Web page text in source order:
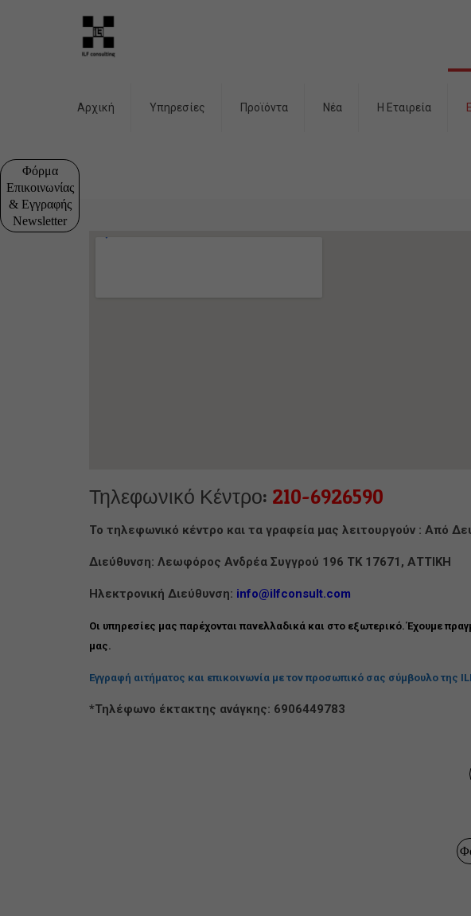
Φόρμα
Επικοινωνίας
& Εγγραφής
Newsletter
Αρχική Υπηρεσίες Προϊόντα Νέα H Εταιρεία
Τηλεφωνικό Κέντρο: 210-6926590
Το τηλεφωνικό κέντρο και τα γραφεία μας λειτουργούν : Από
Διεύθυνση: Λεωφόρος Ανδρέα Συγγρού 196 ΤΚ 17671, ΑΤΤΙΚΗ
Ηλεκτρονική Διεύθυνση: info@ilfconsult.com
Οι υπηρεσίες μας παρέχονται πανελλαδικά και στο εξωτερικό. Έχουμε
μας.
Εγγραφή αιτήματος και επικοινωνία με τον προσωπικό σας σύμβουλο της
*Τηλέφωνο έκτακτης ανάγκης: 6906449783